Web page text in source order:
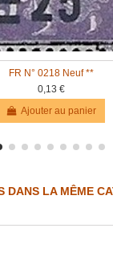
FR N° 0218 Neuf **
0,13 €
Ajouter au panier
DANS LA MÊME